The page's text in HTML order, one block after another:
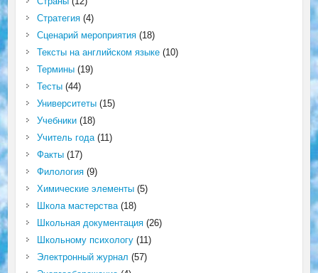
Стратегия(4)
Сценарий мероприятия(18)
Тексты на английском языке(10)
Термины(19)
Тесты(44)
Университеты(15)
Учебники(18)
Учитель года(11)
Факты(17)
Филология(9)
Химические элементы(5)
Школа мастерства(18)
Школьная документация(26)
Школьному психологу(11)
Электронный журнал (57)